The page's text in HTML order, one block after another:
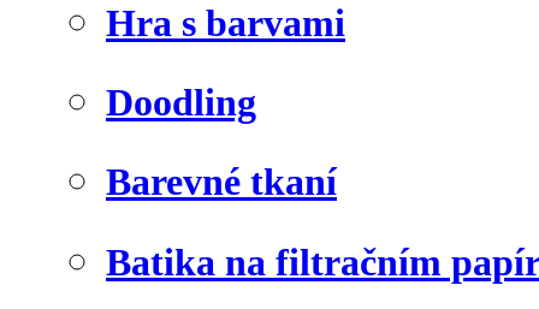
Hra s barvami
Doodling
Barevné tkaní
Batika na filtračním